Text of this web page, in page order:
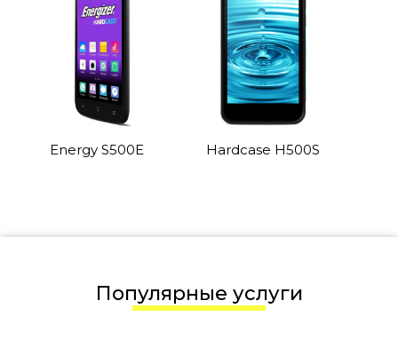
Energy S500E Hardcase H500S
Популярные услуги